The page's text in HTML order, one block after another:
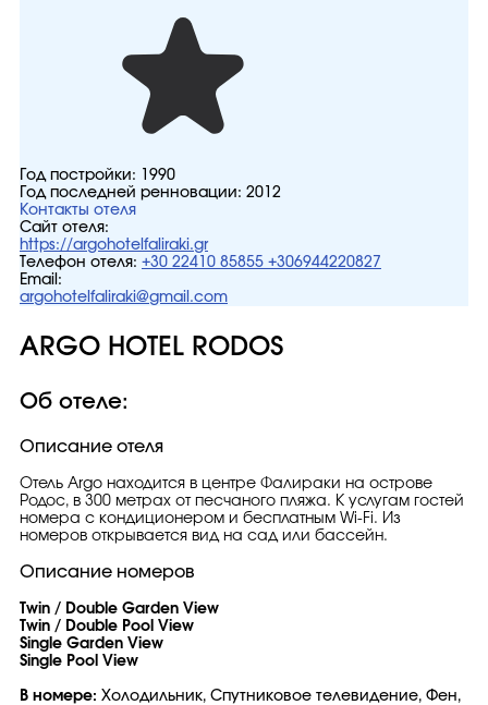
Год постройки:
1990
Год последней ренновации: 2012
Контакты отеля
Сайт отеля:
https://argohotelfaliraki.gr
Телефон отеля: +30 22410 85855 +306944220827
Email:
argohotelfaliraki@gmail.com
ARGO HOTEL RODOS
Об отеле:
Описание отеля
Отель Argo находится в центре Фалираки на острове
Родос, в 300 метрах от песчаного пляжа. К услугам гостей
номера с кондиционером и бесплатным Wi-Fi. Из
номеров открывается вид на сад или бассейн.
Описание номеров
Twin / Double Garden View
Twin / Double Pool View
Single Garden View
Single Pool View
В номере: Холодильник, Спутниковое телевидение, Фен,